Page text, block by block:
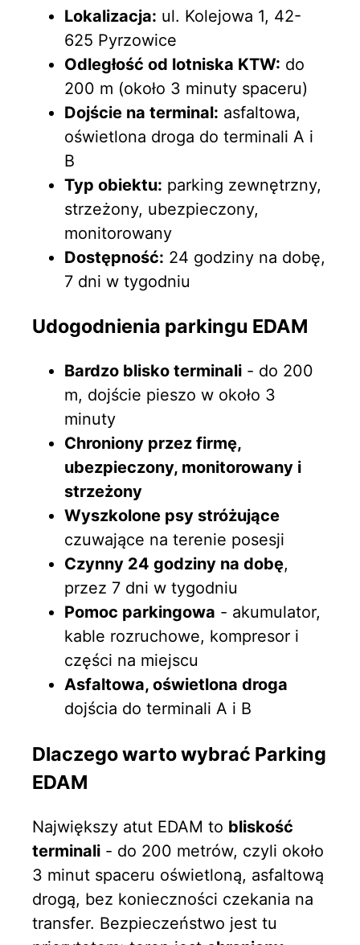
Lokalizacja: ul. Kolejowa 1, 42-
625 Pyrzowice
Odległość od lotniska KTW: do
200 m (około 3 minuty spaceru)
Dojście na terminal: asfaltowa,
oświetlona droga do terminali A i
B
Typ obiektu: parking zewnętrzny,
strzeżony, ubezpieczony,
monitorowany
Dostępność: 24 godziny na dobę,
7 dni w tygodniu
Udogodnienia parkingu EDAM
Bardzo blisko terminali - do 200
m, dojście pieszo w około 3
minuty
Chroniony przez firmę,
ubezpieczony, monitorowany i
strzeżony
Wyszkolone psy stróżujące
czuwające na terenie posesji
Czynny 24 godziny na dobę,
przez 7 dni w tygodniu
Pomoc parkingowa - akumulator,
kable rozruchowe, kompresor i
części na miejscu
Asfaltowa, oświetlona droga
dojścia do terminali A i B
Dlaczego warto wybrać Parking
EDAM
Największy atut EDAM to bliskość
terminali - do 200 metrów, czyli około
3 minut spaceru oświetloną, asfaltową
drogą, bez konieczności czekania na
transfer. Bezpieczeństwo jest tu